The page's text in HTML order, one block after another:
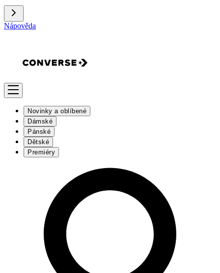
Nápověda
Novinky a oblíbené
Dámské
Pánské
Dětské
Premiéry